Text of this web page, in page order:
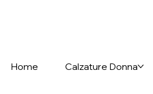
Home Calzature Donna